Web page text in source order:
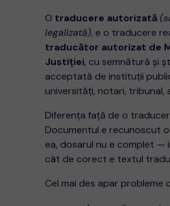
O traducere autorizată
legalizată), e o traducere
traducător autorizat de
Justiției, cu semnătură și
acceptată de instituții
universități, notari, tribunal,
Diferența față de o
Documentul e recunoscut
ea, dosarul nu e complet —
cât de corect e textul
Cel mai des apar probleme